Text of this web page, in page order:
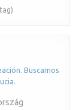
Buscamos